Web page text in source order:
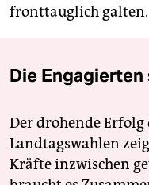
fronttauglich galten.
Die
Der drohende
Landtagswahlen
Kräfte inzwischen